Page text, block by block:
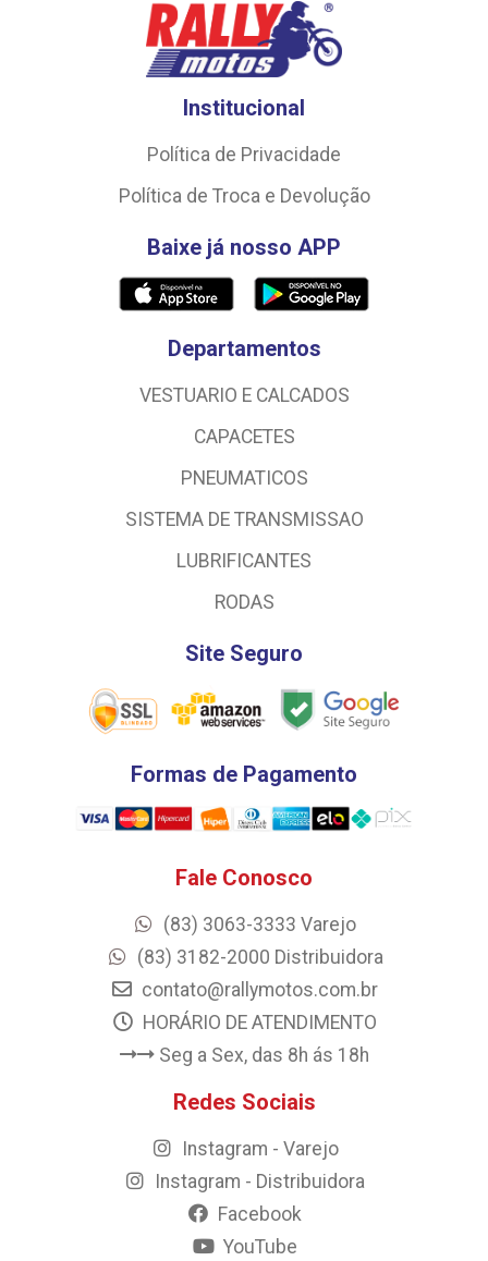
Institucional
Política de Privacidade
Política de Troca e Devolução
Baixe já nosso APP
Departamentos
VESTUARIO E CALCADOS
CAPACETES
PNEUMATICOS
SISTEMA DE TRANSMISSAO
LUBRIFICANTES
RODAS
Site Seguro
Formas de Pagamento
Fale Conosco
(83) 3063-3333 Varejo
(83) 3182-2000 Distribuidora
contato@rallymotos.com.br
HORÁRIO DE ATENDIMENTO
Seg a Sex, das 8h ás 18h
Redes Sociais
Instagram - Varejo
Instagram - Distribuidora
Facebook
YouTube